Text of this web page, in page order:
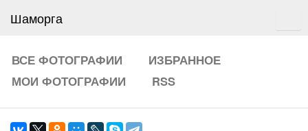
Шаморга
ВСЕ ФОТОГРАФИИ
ИЗБРАННОЕ
МОИ ФОТОГРАФИИ
RSS